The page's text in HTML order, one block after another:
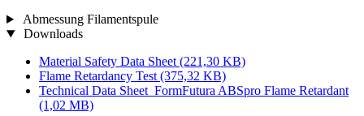
Abmessung Filamentspule
Downloads
Material Safety Data Sheet (221,30 KB)
Flame Retardancy Test (375,32 KB)
Technical Data Sheet_FormFutura ABSpro Flame Retardant
(1,02 MB)